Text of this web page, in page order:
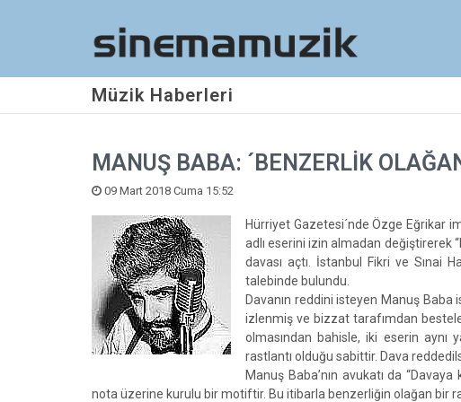
Müzik Haberleri
MANUŞ BABA: ´BENZERLİK
09 Mart 2018 Cuma 15:52
Hürriyet Gazetesi´nde Özge Eğrikar
adlı eserini izin almadan değiştirerek
davası açtı. İstanbul Fikri ve Sınai
talebinde bulundu.
Davanın reddini isteyen Manuş
izlenmiş ve bizzat tarafımdan
olmasından bahisle, iki eserin
rastlantı olduğu sabittir. Dava
Manuş Baba’nın avukatı da
nota üzerine kurulu bir motiftir. Bu itibarla benzerliğin olağan bir